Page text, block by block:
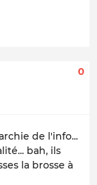
0
de l'info...
bah, ils
la brosse à